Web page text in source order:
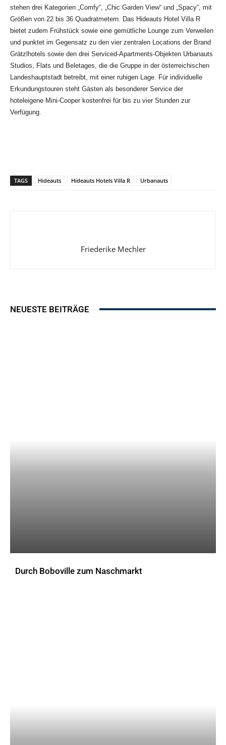
stehen drei Kategorien „Comfy“, „Chic Garden View“ und „Spacy“, mit
Größen von 22 bis 36 Quadratmetern. Das Hideauts Hotel Villa R
bietet zudem Frühstück sowie eine gemütliche Lounge zum Verweilen
und punktet im Gegensatz zu den vier zentralen Locations der Brand
Grätzlhotels sowie den drei Serviced-Apartments-Objekten Urbanauts
Studios, Flats und Beletages, die die Gruppe in der österreichischen
Landeshauptstadt betreibt, mit einer ruhigen Lage. Für individuelle
Erkundungstouren steht Gästen als besonderer Service der
hoteleigene Mini-Cooper kostenfrei für bis zu vier Stunden zur
Verfügung.
TAGS Hideauts Hideauts Hotels Villa R Urbanauts
Friederike Mechler
NEUESTE BEITRÄGE
Durch Boboville zum Naschmarkt